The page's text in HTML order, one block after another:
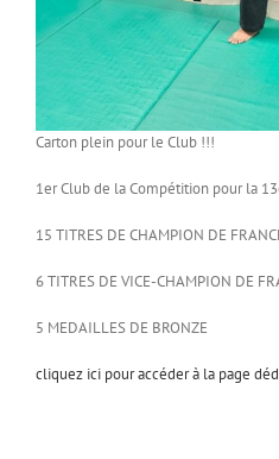
Carton plein pour le Club !!!
1er Club de la Compétition pour la
15 TITRES DE CHAMPION DE
6 TITRES DE VICE-CHAMPION DE
5 MEDAILLES DE BRONZE
cliquez ici pour accéder à la page